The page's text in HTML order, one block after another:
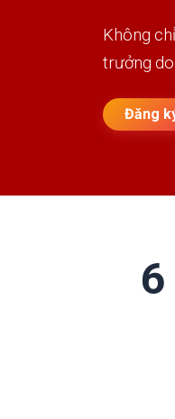
Không
trưởng
Đăng